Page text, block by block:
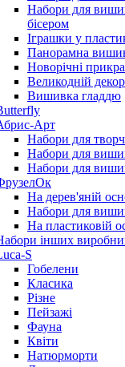
Набори для
бісером
Іграшки у
Панорамна
Новорічні
Великодній декор
Вишивка гладдю
Арт
Набори для
Набори для
Набори для
На дерев'яній
Набори для
На пластиковій
інших
S
Гобелени
Класика
Різне
Пейзажі
Фауна
Квіти
Натюрморти